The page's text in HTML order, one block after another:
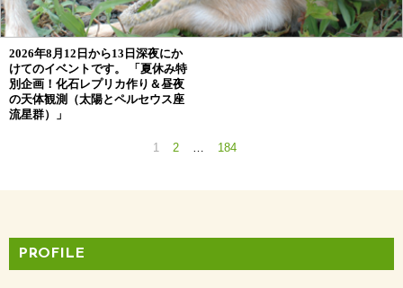
2026年8月12日から13日深夜にか
けてのイベントです。 「夏休み特
別企画！化石レプリカ作り＆昼夜
の天体観測（太陽とペルセウス座
流星群）」
の
ペ
1 2 … 184
PROFILE